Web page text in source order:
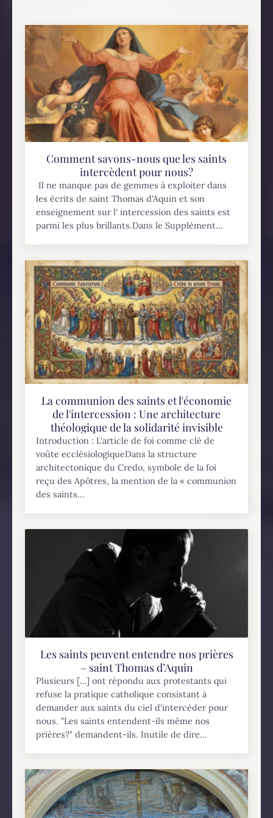
Comment savons-nous que les saints
intercèdent pour nous?
Il ne manque pas de gemmes à exploiter dans
les écrits de saint Thomas d'Aquin et son
enseignement sur l' intercession des saints est
parmi les plus brillants.Dans le Supplément...
La communion des saints et l'économie
de l'intercession : Une architecture
théologique de la solidarité invisible
Introduction : L'article de foi comme clé de
voûte ecclésiologiqueDans la structure
architectonique du Credo, symbole de la foi
reçu des Apôtres, la mention de la « communion
des saints...
Les saints peuvent entendre nos prières
– saint Thomas d’Aquin
Plusieurs […] ont répondu aux protestants qui
refuse la pratique catholique consistant à
demander aux saints du ciel d'intercéder pour
nous. "Les saints entendent-ils même nos
prières?" demandent-ils. Inutile de dire...